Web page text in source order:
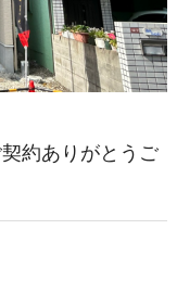
約ありがとうご